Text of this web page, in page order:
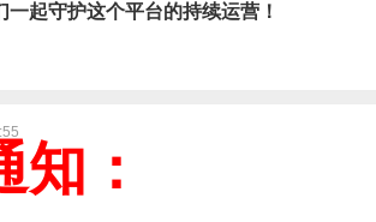
一起守护这个平台的持续运营！
知：